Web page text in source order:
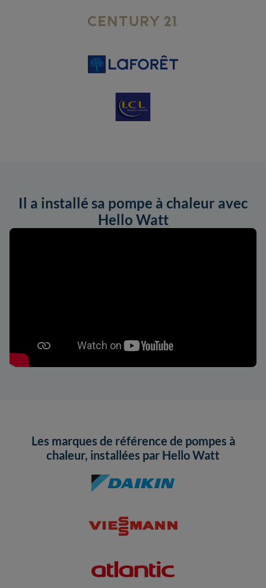
Il a installé sa pompe à chaleur avec
Hello Watt
Les marques de référence de pompes à
chaleur, installées par Hello Watt